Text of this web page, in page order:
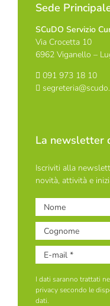
Sede
SCuDO Servizio
Via Crocetta 10
6962 Viganello –
091 973 18 10
La newsletter
Iscriviti alla
novità, attività e
I dati saranno trattati
privacy secondo le
dati.